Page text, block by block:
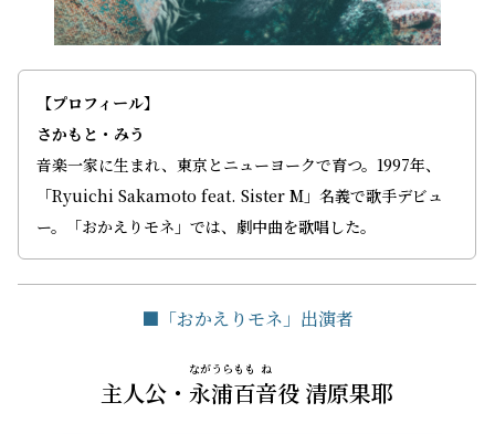
【プロフィール】
さかもと・みう
音楽一家に生まれ、東京とニューヨークで育つ。1997年、
「Ryuichi Sakamoto feat. Sister M」名義で歌手デビュ
ー。「おかえりモネ」では、劇中曲を歌唱した。
■「おかえりモネ」出演者
主人公・ 永浦
ながうら
百
もも
音
ね
役 清原果耶